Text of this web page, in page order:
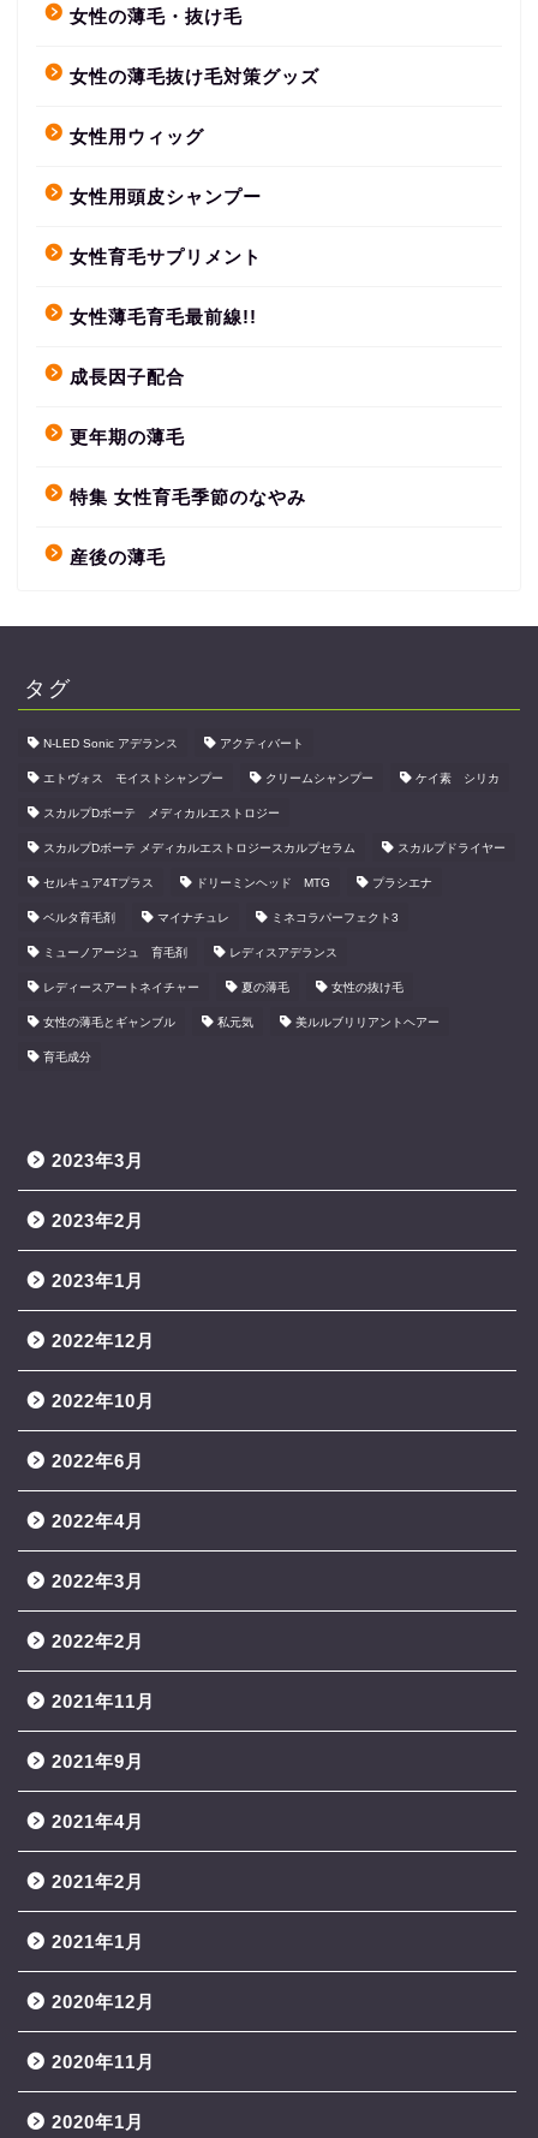
女性の薄毛・抜け毛
女性の薄毛抜け毛対策グッズ
女性用ウィッグ
女性用頭皮シャンプー
女性育毛サプリメント
女性薄毛育毛最前線!!
成長因子配合
更年期の薄毛
特集 女性育毛季節のなやみ
産後の薄毛
タグ
N-LED Sonic アデランス アクティバート
エトヴォス モイストシャンプー クリームシャンプー ケイ素 シリカ
スカルプDボーテ メディカルエストロジー
スカルプDボーテ メディカルエストロジースカルプセラム スカルプドライヤー
セルキュア4Tプラス ドリーミンヘッド MTG プラシエナ
ベルタ育毛剤 マイナチュレ ミネコラパーフェクト3
ミューノアージュ 育毛剤 レディスアデランス
レディースアートネイチャー 夏の薄毛 女性の抜け毛
女性の薄毛とギャンブル 私元気 美ルルブリリアントヘアー
育毛成分
2023年3月
2023年2月
2023年1月
2022年12月
2022年10月
2022年6月
2022年4月
2022年3月
2022年2月
2021年11月
2021年9月
2021年4月
2021年2月
2021年1月
2020年12月
2020年11月
2020年1月